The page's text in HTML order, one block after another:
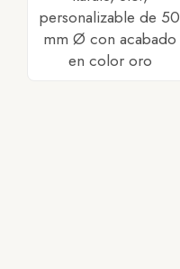
personalizable de 50
mm Ø con acabado
en color oro